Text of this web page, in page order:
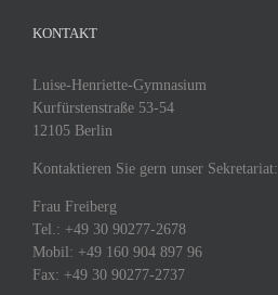
KONTAKT
Luise-Henriette-Gymnasium
Kurfürstenstraße 53-54
12105 Berlin
Kontaktieren Sie gern unser Sekretariat:
Frau Freiberg
Tel.: +49 30 90277-2678
Mobil: +49 160 904 897 96
Fax: +49 30 90277-2737